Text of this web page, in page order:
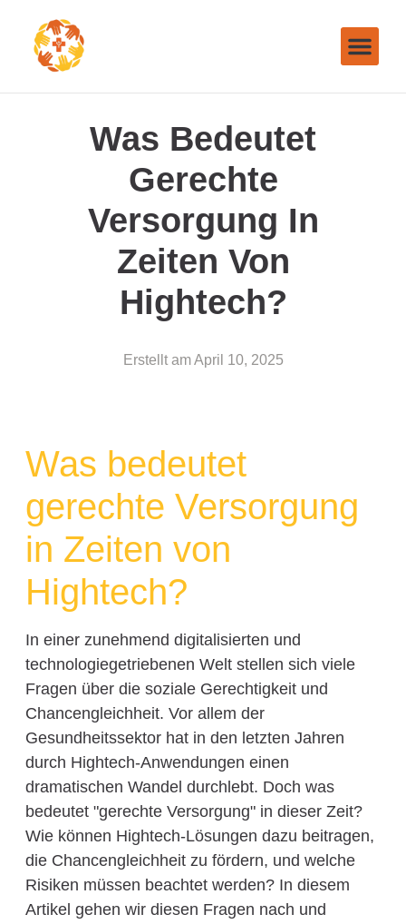
Was Bedeutet
Gerechte
Versorgung In
Zeiten Von
Hightech?
Erstellt am April 10, 2025
Was bedeutet
gerechte Versorgung
in Zeiten von
Hightech?
In einer zunehmend digitalisierten und
technologiegetriebenen Welt stellen sich viele
Fragen über die soziale Gerechtigkeit und
Chancengleichheit. Vor allem der
Gesundheitssektor hat in den letzten Jahren
durch Hightech-Anwendungen einen
dramatischen Wandel durchlebt. Doch was
bedeutet "gerechte Versorgung" in dieser Zeit?
Wie können Hightech-Lösungen dazu beitragen,
die Chancengleichheit zu fördern, und welche
Risiken müssen beachtet werden? In diesem
Artikel gehen wir diesen Fragen nach und